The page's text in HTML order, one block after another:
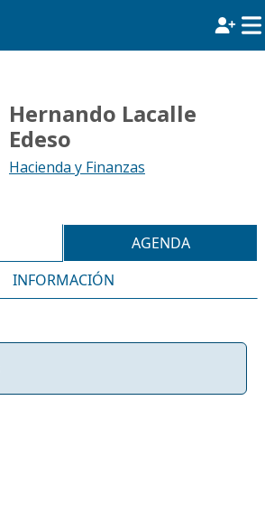
Hernando Lacalle
Edeso
Hacienda y Finanzas
AGENDA
INFORMACIÓN